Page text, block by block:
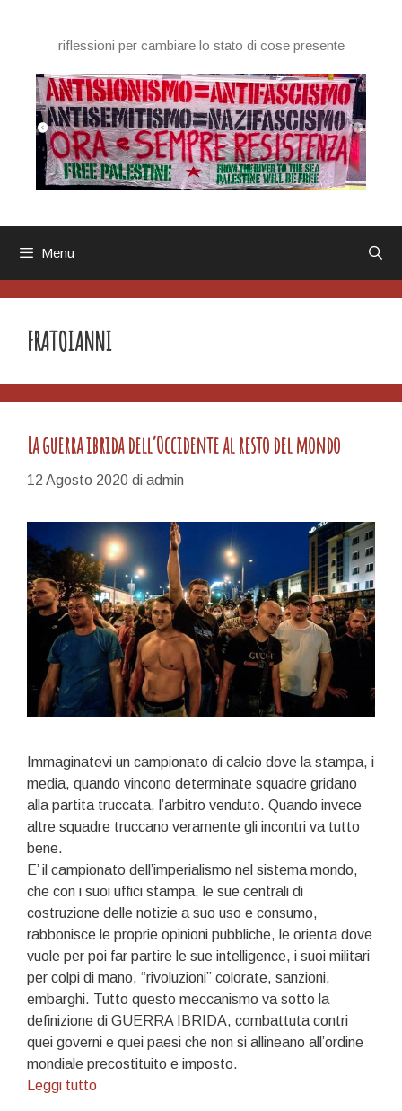
contenutoriflessioni per cambiare lo stato di cose presente
Menu
FRATOIANNI
La guerra ibrida dell’Occidente al resto del mondo
12 Agosto 2020 di admin
Immaginatevi un campionato di calcio dove la stampa, i
media, quando vincono determinate squadre gridano
alla partita truccata, l’arbitro venduto. Quando invece
altre squadre truccano veramente gli incontri va tutto
bene.
E’ il campionato dell’imperialismo nel sistema mondo,
che con i suoi uffici stampa, le sue centrali di
costruzione delle notizie a suo uso e consumo,
rabbonisce le proprie opinioni pubbliche, le orienta dove
vuole per poi far partire le sue intelligence, i suoi militari
per colpi di mano, “rivoluzioni” colorate, sanzioni,
embarghi. Tutto questo meccanismo va sotto la
definizione di GUERRA IBRIDA, combattuta contri
quei governi e quei paesi che non si allineano all’ordine
mondiale precostituito e imposto.
Leggi tuttoLa